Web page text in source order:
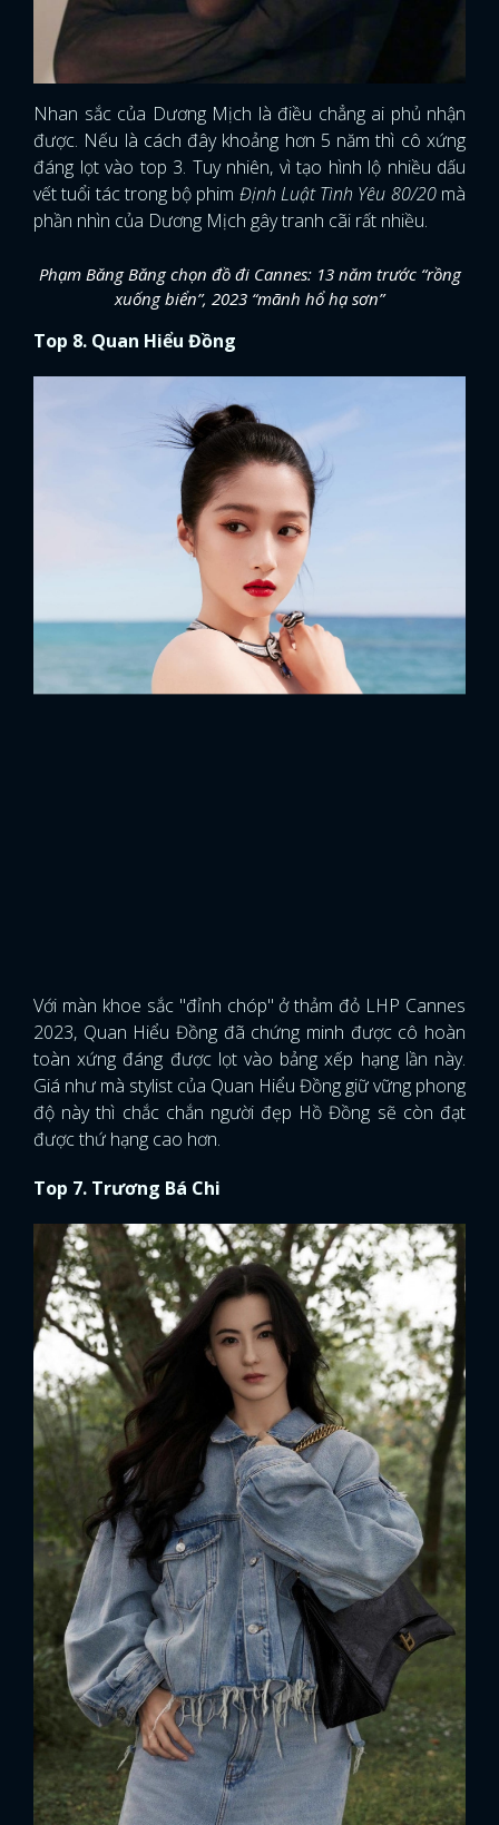
Nhan sắc của Dương Mịch là điều chẳng ai phủ nhận
được. Nếu là cách đây khoảng hơn 5 năm thì cô xứng
đáng lọt vào top 3. Tuy nhiên, vì tạo hình lộ nhiều dấu
vết tuổi tác trong bộ phim Định Luật Tình Yêu 80/20 mà
phần nhìn của Dương Mịch gây tranh cãi rất nhiều.
Phạm Băng Băng chọn đồ đi Cannes: 13 năm trước “rồng
xuống biển”, 2023 “mãnh hổ hạ sơn”
Top 8. Quan Hiểu Đồng
Với màn khoe sắc "đỉnh chóp" ở thảm đỏ LHP Cannes
2023, Quan Hiểu Đồng đã chứng minh được cô hoàn
toàn xứng đáng được lọt vào bảng xếp hạng lần này.
Giá như mà stylist của Quan Hiểu Đồng giữ vững phong
độ này thì chắc chắn người đẹp Hồ Đồng sẽ còn đạt
được thứ hạng cao hơn.
Top 7. Trương Bá Chi